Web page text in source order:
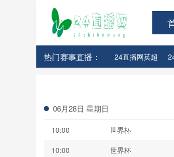
热门赛事直播： 24直播网英超
06月28日 星期日
10:00 世界杯
10:00
世界杯